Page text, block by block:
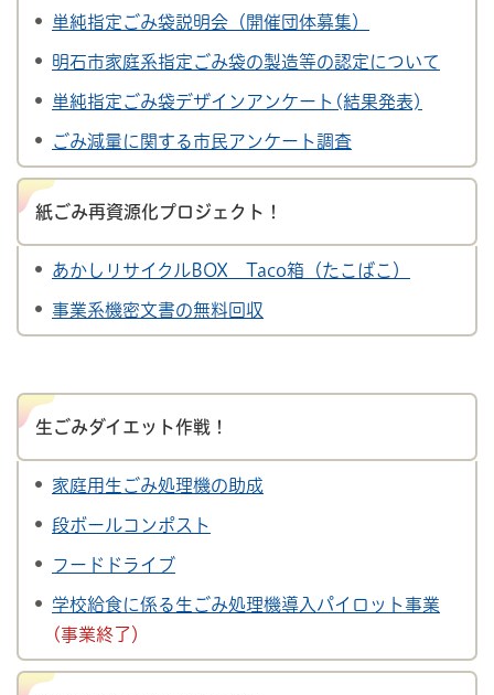
単純指定ごみ袋説明会（開催団体募集）
明石市家庭系指定ごみ袋の製造等の認定について
単純指定ごみ袋デザインアンケート(結果発表)
ごみ減量に関する市民アンケート調査
紙ごみ再資源化プロジェクト！
あかしリサイクルBOX Taco箱（たこばこ）
事業系機密文書の無料回収
生ごみダイエット作戦！
家庭用生ごみ処理機の助成
段ボールコンポスト
フードドライブ
学校給食に係る生ごみ処理機導入パイロット事業
(事業終了）